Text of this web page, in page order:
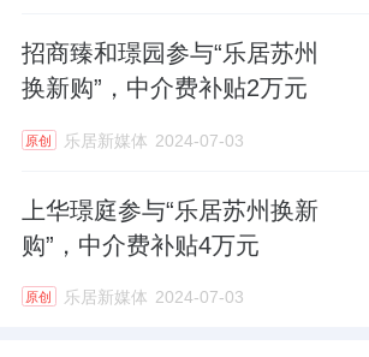
招商臻和璟园参与“乐居苏州
换新购”，中介费补贴2万元
原创 乐居新媒体 2024-07-03
上华璟庭参与“乐居苏州换新
购”，中介费补贴4万元
原创 乐居新媒体 2024-07-03